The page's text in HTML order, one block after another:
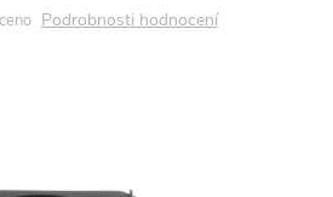
Podrobnosti hodnocení